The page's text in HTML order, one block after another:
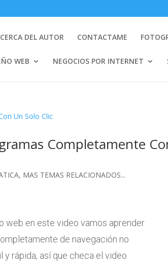
DEL AUTOR CONTACTAME
WEB NEGOCIOS POR INTERNET
Completamente
, MAS TEMAS RELACIONADOS...
web en este video vamos aprender
de navegación no
rápida, así que checa el video